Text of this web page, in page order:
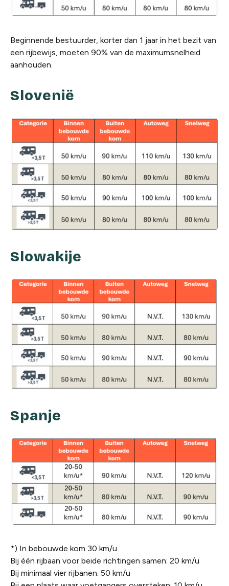
Beginnende bestuurder, korter dan 1 jaar in het bezit van
een rijbewijs, moeten 90% van de maximumsnelheid
aanhouden.
Slovenië
Slowakije
Spanje
*) In bebouwde kom 30 km/u
Bij één rijbaan voor beide richtingen samen: 20 km/u
Bij minimaal vier rijbanen: 50 km/u